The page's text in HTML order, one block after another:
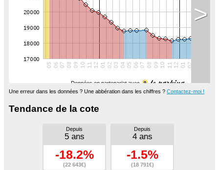
Données en partenariat avec
>
Une erreur dans les données ? Une abbération dans les chiffres ? Contactez-moi !
Tendance de la cote
Depuis
5 ans
-18.2%
(22 643€)
Depuis
4 ans
-1.5%
(18 791€)